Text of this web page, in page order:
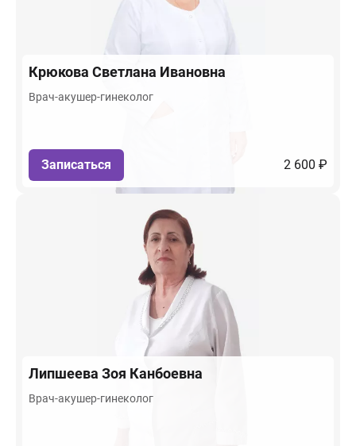
Крюкова Светлана Ивановна
Врач-акушер-гинеколог
Записаться 2 600 ₽
Липшеева Зоя Канбоевна
Врач-акушер-гинеколог